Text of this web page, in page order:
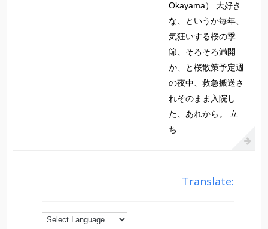
Okayama） 大好き
な、というか毎年、
気狂いする桜の季
節、そろそろ満開
か、と桜散策予定週
の夜中、救急搬送さ
れそのまま入院し
た、あれから。 立
ち...
Translate: